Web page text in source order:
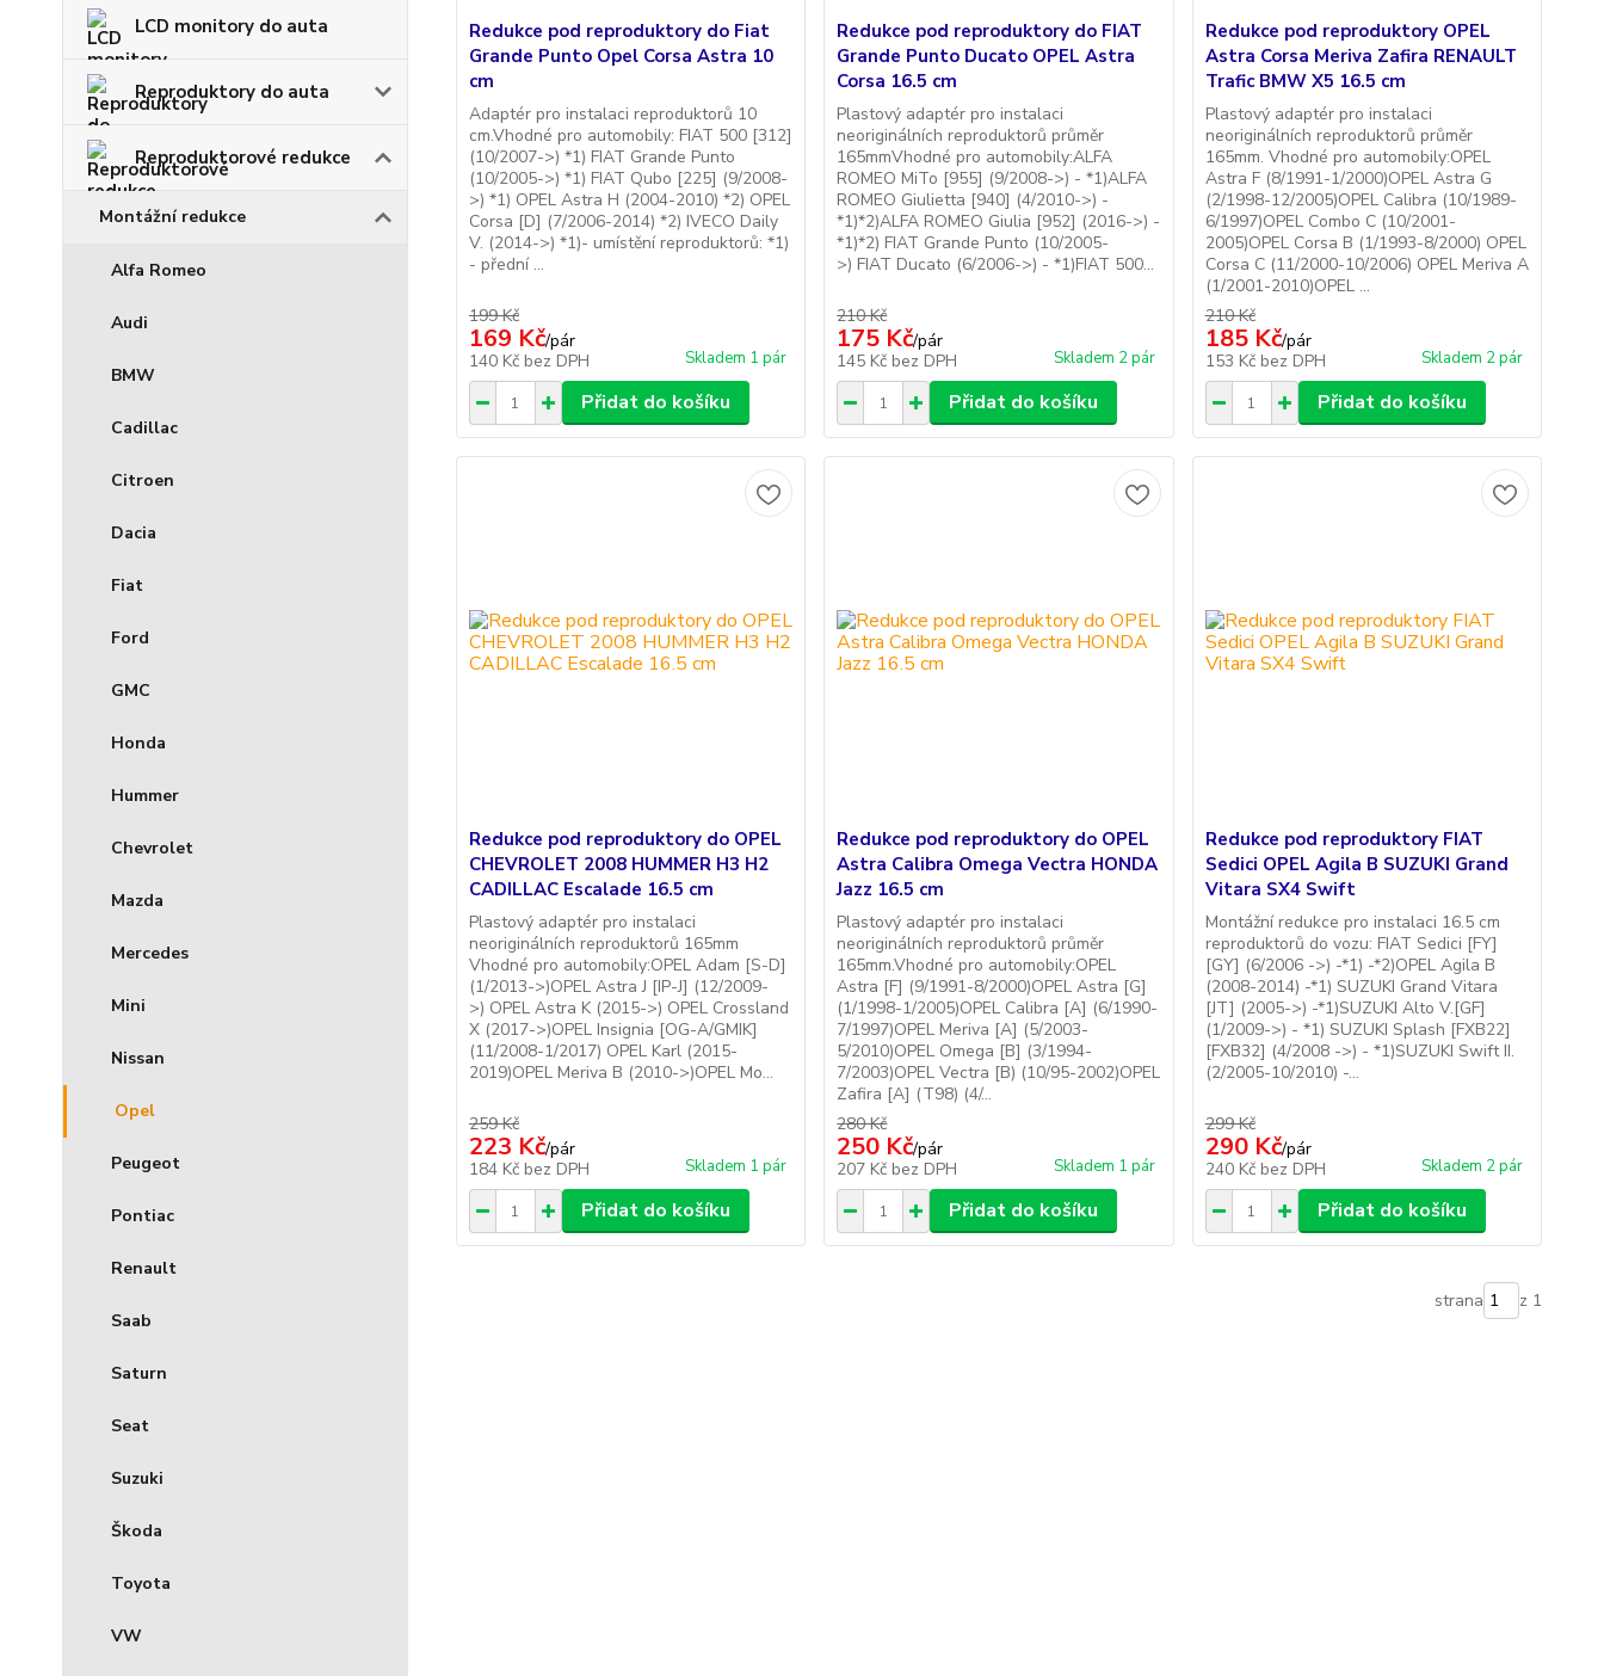
LCD monitory do auta
Reproduktory do auta
Reproduktorové redukce
Montážní redukce
Alfa Romeo
Audi
BMW
Cadillac
Citroen
Dacia
Fiat
Ford
GMC
Honda
Hummer
Chevrolet
Mazda
Mercedes
Mini
Nissan
Opel
Peugeot
Pontiac
Renault
Saab
Saturn
Seat
Suzuki
Škoda
Toyota
VW
Redukce pod reproduktory do Fiat
Grande Punto Opel Corsa Astra 10
cm
Adaptér pro instalaci reproduktorů 10
cm.Vhodné pro automobily: FIAT 500 [312]
(10/2007->) *1) FIAT Grande Punto
(10/2005->) *1) FIAT Qubo [225] (9/2008-
>) *1) OPEL Astra H (2004-2010) *2) OPEL
Corsa [D] (7/2006-2014) *2) IVECO Daily
V. (2014->) *1)- umístění reproduktorů: *1)
- přední ...
199 Kč
169 Kč/pár
140 Kč bez DPH Skladem 1 pár
Přidat do košíku
Redukce pod reproduktory do FIAT
Grande Punto Ducato OPEL Astra
Corsa 16.5 cm
Plastový adaptér pro instalaci
neoriginálních reproduktorů průměr
165mmVhodné pro automobily:ALFA
ROMEO MiTo [955] (9/2008->) - *1)ALFA
ROMEO Giulietta [940] (4/2010->) -
*1)*2)ALFA ROMEO Giulia [952] (2016->) -
*1)*2) FIAT Grande Punto (10/2005-
>) FIAT Ducato (6/2006->) - *1)FIAT 500...
210 Kč
175 Kč/pár
145 Kč bez DPH Skladem 2 pár
Přidat do košíku
Redukce pod reproduktory OPEL
Astra Corsa Meriva Zafira RENAULT
Trafic BMW X5 16.5 cm
Plastový adaptér pro instalaci
neoriginálních reproduktorů průměr
165mm. Vhodné pro automobily:OPEL
Astra F (8/1991-1/2000)OPEL Astra G
(2/1998-12/2005)OPEL Calibra (10/1989-
6/1997)OPEL Combo C (10/2001-
2005)OPEL Corsa B (1/1993-8/2000) OPEL
Corsa C (11/2000-10/2006) OPEL Meriva A
(1/2001-2010)OPEL ...
210 Kč
185 Kč/pár
153 Kč bez DPH Skladem 2 pár
Přidat do košíku
Redukce pod reproduktory do OPEL
CHEVROLET 2008 HUMMER H3 H2
CADILLAC Escalade 16.5 cm
Plastový adaptér pro instalaci
neoriginálních reproduktorů 165mm
Vhodné pro automobily:OPEL Adam [S-D]
(1/2013->)OPEL Astra J [IP-J] (12/2009-
>) OPEL Astra K (2015->) OPEL Crossland
X (2017->)OPEL Insignia [OG-A/GMIK]
(11/2008-1/2017) OPEL Karl (2015-
2019)OPEL Meriva B (2010->)OPEL Mo...
259 Kč
223 Kč/pár
184 Kč bez DPH Skladem 1 pár
Přidat do košíku
Redukce pod reproduktory do OPEL
Astra Calibra Omega Vectra HONDA
Jazz 16.5 cm
Plastový adaptér pro instalaci
neoriginálních reproduktorů průměr
165mm.Vhodné pro automobily:OPEL
Astra [F] (9/1991-8/2000)OPEL Astra [G]
(1/1998-1/2005)OPEL Calibra [A] (6/1990-
7/1997)OPEL Meriva [A] (5/2003-
5/2010)OPEL Omega [B] (3/1994-
7/2003)OPEL Vectra [B) (10/95-2002)OPEL
Zafira [A] (T98) (4/...
280 Kč
250 Kč/pár
207 Kč bez DPH Skladem 1 pár
Přidat do košíku
Redukce pod reproduktory FIAT
Sedici OPEL Agila B SUZUKI Grand
Vitara SX4 Swift
Montážní redukce pro instalaci 16.5 cm
reproduktorů do vozu: FIAT Sedici [FY]
[GY] (6/2006 ->) -*1) -*2)OPEL Agila B
(2008-2014) -*1) SUZUKI Grand Vitara
[JT] (2005->) -*1)SUZUKI Alto V.[GF]
(1/2009->) - *1) SUZUKI Splash [FXB22]
[FXB32] (4/2008 ->) - *1)SUZUKI Swift II.
(2/2005-10/2010) -...
299 Kč
290 Kč/pár
240 Kč bez DPH Skladem 2 pár
Přidat do košíku
strana z 1